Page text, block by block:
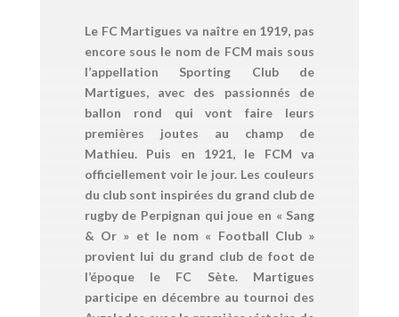
Le FC Martigues va naître en 1919, pas
encore sous le nom de FCM mais sous
l’appellation Sporting Club de
Martigues, avec des passionnés de
ballon rond qui vont faire leurs
premières joutes au champ de
Mathieu. Puis en 1921, le FCM va
officiellement voir le jour. Les couleurs
du club sont inspirées du grand club de
rugby de Perpignan qui joue en « Sang
& Or » et le nom « Football Club »
provient lui du grand club de foot de
l’époque le FC Sète. Martigues
participe en décembre au tournoi des